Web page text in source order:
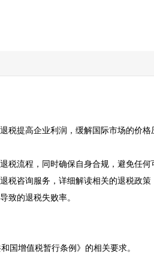
税提高企业利润，缓解国际市场的价格
税流程，同时确保自身合规，避免任何
税咨询服务，详细解读相关的退税政
致的退税失败率。
国增值税暂行条例》的相关要求。